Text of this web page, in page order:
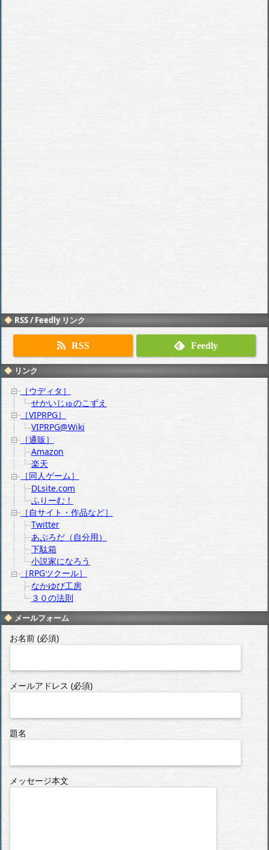
RSS / Feedly リンク
RSS Feedly
リンク
［ウディタ］
せかいじゅのこずえ
［VIPRPG］
VIPRPG@Wiki
［通販］
Amazon
楽天
［同人ゲーム］
DLsite.com
ふりーむ！
［自サイト・作品など］
Twitter
あぷろだ（自分用）
下駄箱
小説家になろう
［RPGツクール］
なかゆび工房
３０の法則
メールフォーム
お名前 (必須)
メールアドレス (必須)
題名
メッセージ本文